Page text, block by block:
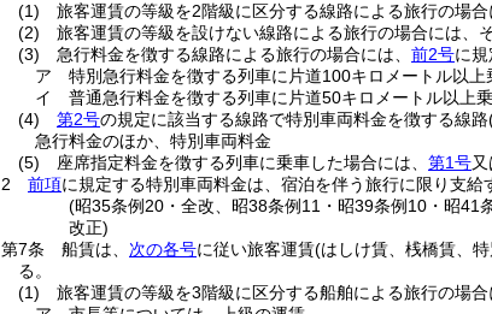
(1)
旅客運賃の等級を2階級に区分する線路による旅行の場
(2)
旅客運賃の等級を設けない線路による旅行の場合には、
(3)
急行料金を徴する線路による旅行の場合には、 前2号に
ア
特別急行料金を徴する列車に片道100キロメートル以
イ
普通急行料金を徴する列車に片道50キロメートル以上
(4)
第2号の規定に該当する線路で特別車両料金を徴する線路
急行料金のほか、特別車両料金
(5)
座席指定料金を徴する列車に乗車した場合には、 第1号
2
前項に規定する特別車両料金は、宿泊を伴う旅行に限り支給
(昭35条例20・全改、昭38条例11・昭39条例10・昭
改正)
第7条
船賃は、 次の各号に従い旅客運賃(はしけ賃、桟橋賃、
る。
(1)
旅客運賃の等級を3階級に区分する船舶による旅行の場